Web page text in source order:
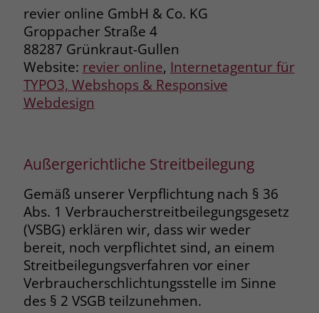
revier online GmbH & Co. KG
Groppacher Straße 4
88287 Grünkraut-Gullen
Website: revier online, Internetagentur für
TYPO3, Webshops & Responsive
Webdesign
Außergerichtliche Streitbeilegung
Gemäß unserer Verpflichtung nach § 36
Abs. 1 Verbraucherstreitbeilegungsgesetz
(VSBG) erklären wir, dass wir weder
bereit, noch verpflichtet sind, an einem
Streitbeilegungsverfahren vor einer
Verbraucherschlichtungsstelle im Sinne
des § 2 VSGB teilzunehmen.
Informationen und wird von Facebook
nur platziert, um Daten an das
Unternehmen zurückzusenden.